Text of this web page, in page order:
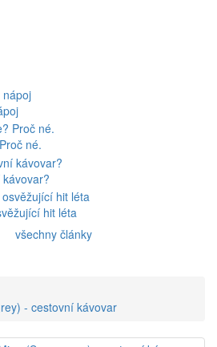
né.
hit léta
všechny články
- cestovní kávovar